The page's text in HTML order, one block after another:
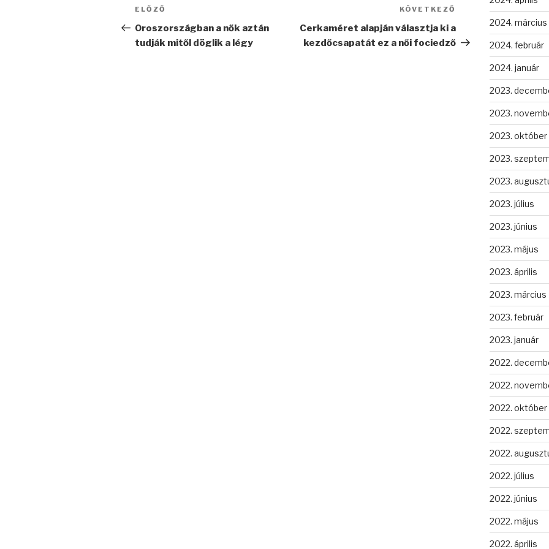
Bejegyzés
navigáció
Korábbi
bejegyzés
ELŐZŐ
Oroszországban a nők aztán
tudják mitől döglik a légy
Következő
bejegyzés
KÖVETKEZŐ
Cerkaméret alapján választja ki a
kezdőcsapatát ez a női fociedző
2024. március
2024. február
2024. január
2023.
2023.
2023. október
2023.
2023.
2023. július
2023. június
2023. május
2023. április
2023. március
2023. február
2023. január
2022.
2022.
2022. október
2022.
2022.
2022. július
2022. június
2022. május
2022. április